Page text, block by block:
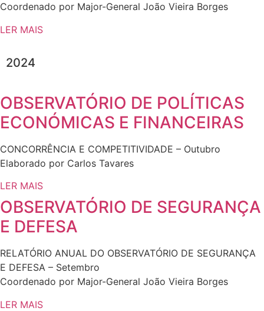
Coordenado por Major-General João Vieira Borges
LER MAIS
2024
OBSERVATÓRIO DE POLÍTICAS
ECONÓMICAS E FINANCEIRAS
CONCORRÊNCIA E COMPETITIVIDADE – Outubro
Elaborado por Carlos Tavares
LER MAIS
OBSERVATÓRIO DE SEGURANÇA
E DEFESA
RELATÓRIO ANUAL DO OBSERVATÓRIO DE SEGURANÇA
E DEFESA – Setembro
Coordenado por Major-General João Vieira Borges
LER MAIS